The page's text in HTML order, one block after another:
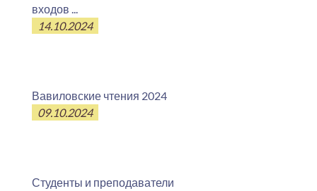
входов ...
14.10.2024
Вавиловские чтения 2024
09.10.2024
Студенты и преподаватели